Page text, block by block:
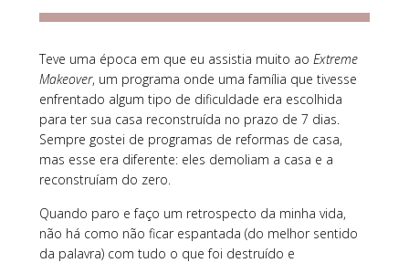
Teve uma época em que eu assistia muito ao Extreme
Makeover, um programa onde uma família que tivesse
enfrentado algum tipo de dificuldade era escolhida
para ter sua casa reconstruída no prazo de 7 dias.
Sempre gostei de programas de reformas de casa,
mas esse era diferente: eles demoliam a casa e a
reconstruíam do zero.
Quando paro e faço um retrospecto da minha vida,
não há como não ficar espantada (do melhor sentido
da palavra) com tudo o que foi destruído e